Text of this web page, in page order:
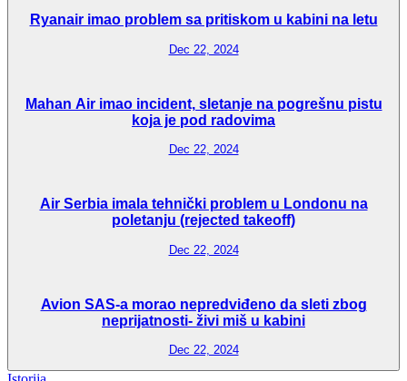
Ryanair imao problem sa pritiskom u kabini na letu
Dec 22, 2024
Mahan Air imao incident, sletanje na pogrešnu pistu
koja je pod radovima
Dec 22, 2024
Air Serbia imala tehnički problem u Londonu na
poletanju (rejected takeoff)
Dec 22, 2024
Avion SAS-a morao nepredviđeno da sleti zbog
neprijatnosti- živi miš u kabini
Dec 22, 2024